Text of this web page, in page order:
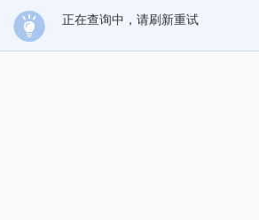
正在查询中，请刷新重试